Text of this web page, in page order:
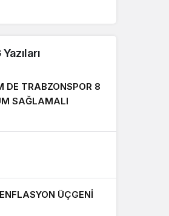
DE TRABZONSPOR 8
SAĞLAMALI
ÜÇGENİ